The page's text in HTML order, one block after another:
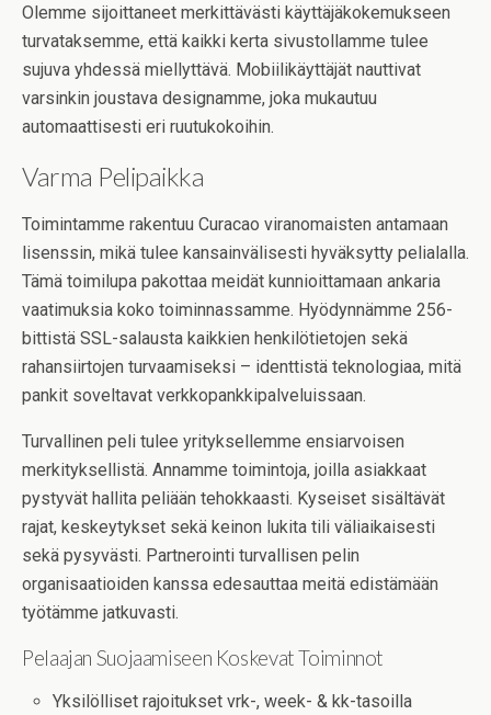
Olemme sijoittaneet merkittävästi käyttäjäkokemukseen
turvataksemme, että kaikki kerta sivustollamme tulee
sujuva yhdessä miellyttävä. Mobiilikäyttäjät nauttivat
varsinkin joustava designamme, joka mukautuu
automaattisesti eri ruutukokoihin.
Varma Pelipaikka
Toimintamme rakentuu Curacao viranomaisten antamaan
lisenssin, mikä tulee kansainvälisesti hyväksytty pelialalla.
Tämä toimilupa pakottaa meidät kunnioittamaan ankaria
vaatimuksia koko toiminnassamme. Hyödynnämme 256-
bittistä SSL-salausta kaikkien henkilötietojen sekä
rahansiirtojen turvaamiseksi – identtistä teknologiaa, mitä
pankit soveltavat verkkopankkipalveluissaan.
Turvallinen peli tulee yrityksellemme ensiarvoisen
merkityksellistä. Annamme toimintoja, joilla asiakkaat
pystyvät hallita peliään tehokkaasti. Kyseiset sisältävät
rajat, keskeytykset sekä keinon lukita tili väliaikaisesti
sekä pysyvästi. Partnerointi turvallisen pelin
organisaatioiden kanssa edesauttaa meitä edistämään
työtämme jatkuvasti.
Pelaajan Suojaamiseen Koskevat Toiminnot
Yksilölliset rajoitukset vrk-, week- & kk-tasoilla